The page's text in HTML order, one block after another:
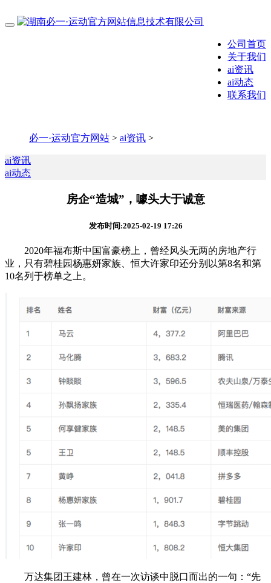
公司首页
关于我们
ai资讯
ai动态
联系我们
必一·运动官方网站 > ai资讯 >
ai资讯
ai动态
房企“造城”，噱头大于诚意
发布时间:2025-02-19 17:26
2020年福布斯中国富豪榜上，曾经风头无两的房地产行
业，只有碧桂园杨惠妍家族、恒大许家印还分别以第8名和第
10名列于榜单之上。
万达集团王建林，曾在一次访谈中脱口而出的一句：“先